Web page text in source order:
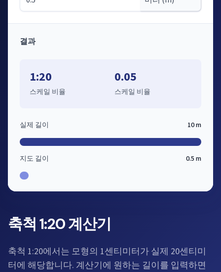
축척 1:20 계산기
축척 1:20에서는 모형의 1센티미터가 실제 20센티미
터에 해당합니다. 계산기에 원하는 길이를 입력하면
결과
1:20
스케일 비율
0.05
스케일 비율
실제 길이 10 m
지도 길이 0.5 m